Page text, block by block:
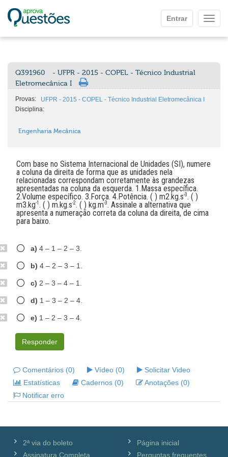
Entrar
Q391960
- UFPR - 2015 - COPEL - Técnico Industrial
Eletromecânica I
Provas:
UFPR - 2015 - COPEL - Técnico Industrial Eletromecânica I
Disciplina:
Engenharia Mecânica
Com base no Sistema Internacional de Unidades (SI), numere
a coluna da direita de forma que as unidades nela
relacionadas correspondam corretamente às grandezas
apresentadas na coluna da esquerda. 1.Massa específica.
2.Volume específico. 3.Força. 4.Potência. ( ) m2.kg.s-3. ( )
m3.kg-1 . ( ) m.kg.s-2. ( ) kg.m-3. Assinale a alternativa que
apresenta a numeração correta da coluna da direita, de cima
para baixo.
a) 4 – 1 – 2 – 3.
b) 4 – 2 – 3 – 1.
c) 2 – 3 – 4 – 1.
d) 1 – 3 – 2 – 4.
e) 1 – 2 – 3 – 4.
Responder
Comentários (0) Vídeo (0)
Solicitar Video
Estatísticas
Cadernos (0)
Anotações (0)
Notificar erro
2ª via do boleto
Assinatura Completa
Página inicial
Perguntas frequentes